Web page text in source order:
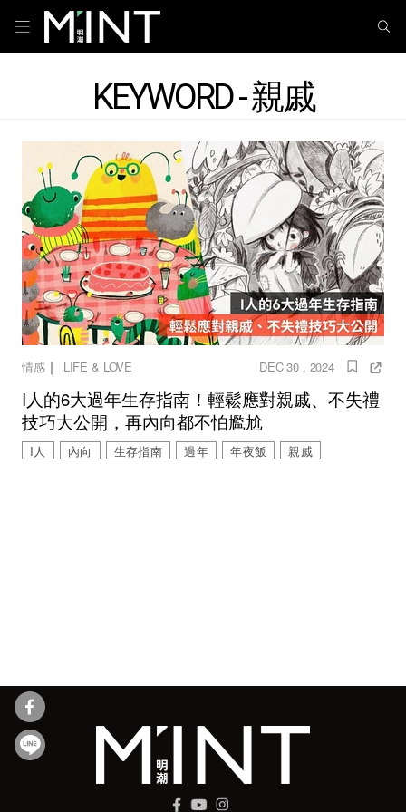
KEYWORD - 親戚
情感｜ LIFE & LOVE DEC 30 , 2024
I人的6大過年生存指南！輕鬆應對親戚、不失禮
技巧大公開，再內向都不怕尷尬
I人 內向 生存指南 過年 年夜飯 親戚